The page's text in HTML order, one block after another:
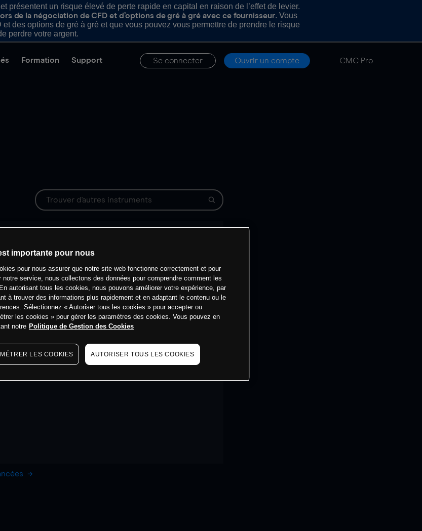
présentent un risque élevé de perte rapide en capital en raison de l’effet de levier.
de la négociation de CFD et d’options de gré à gré avec ce fournisseur. Vous
des options de gré à gré et que vous pouvez vous permettre de prendre le risque
perdre votre argent.
Formation Support Se connecter Ouvrir un compte CMC Pro
importante pour nous
pour nous assurer que notre site web fonctionne correctement et pour
notre service, nous collectons des données pour comprendre comment les
autorisant tous les cookies, nous pouvons améliorer votre expérience, par
à trouver des informations plus rapidement et en adaptant le contenu ou le
Sélectionnez « Autoriser tous les cookies » pour accepter ou
les cookies » pour gérer les paramètres des cookies. Vous pouvez en
notre Politique de Gestion des Cookies
LES COOKIES AUTORISER TOUS LES COOKIES